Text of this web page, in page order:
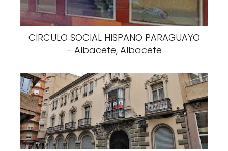
CIRCULO SOCIAL HISPANO PARAGUAYO
- Albacete, Albacete